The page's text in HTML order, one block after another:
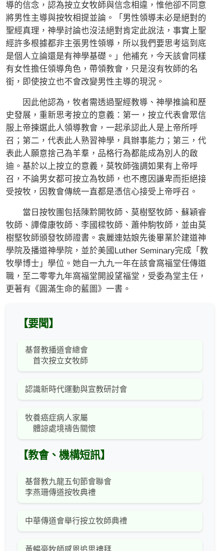
導的信念，認為按立女牧師與信念相違，惟他卻不同意
將男性主導與按牧相提並論。「男性領導未必是絕對的
聖經真理，神學討論也沒法絕對肯定此說法，事實上聖
經許多根據都非主張男性領導，所以我們要思考這到底
是個人立論還是有神學基礎。」他補充，今天該會同樣
有女性擔任領導角色，帶領教會，只是沒有牧師的名
銜，即使按立也不會改變男性主導的現況。
因此他認為，牧者需透過聖經教導、神學推論和歷
史發展，重新思考按立的意義：第一，按立代表會眾信
服上帝揀選此人領導教會，一起承認此人是上帝所呼
召；第二，代表此人熟習神學，具辦事能力；第三，代
表此人願意捨己為羊羣，品格行為都能成為別人的啟
迪。基於以上按立的意義，莫牧師強調如果有上帝呼
召，不論男女都可按立為牧師，也不應因謙卑而拒絕接
受按牧，因教會傳統一直都是憑信心接受上帝呼召。
當日按牧團包括陳黔開牧師、莫樹堅牧師、蘇穎睿
牧師、譚偉康牧師、李國樑牧師、蕭仲駒牧師，並由莫
樹堅牧師頒發牧師證書。袁麗連姑娘先後畢業於建道神
學院及播道神學院，並於美國Luther Seminary完成「教
牧學博士」學位。她自一九九一年在該會窩福堂任傳道
職，至二零零九年窩福堂開設望福堂，受委為堂主任，
更著有《圓滿生命的藍圖》一書。
【要聞】
基督教播道會總會
首次按立女牧師
認識新時代運動與宣教研討會
牧養癌症病人家屬
體諒處境禱告關懷
【教會、機構短訊】
基督教九龍五旬節會聯會
李燕珊傳道按牧典禮
中華傳道會舉行按立牧師典禮